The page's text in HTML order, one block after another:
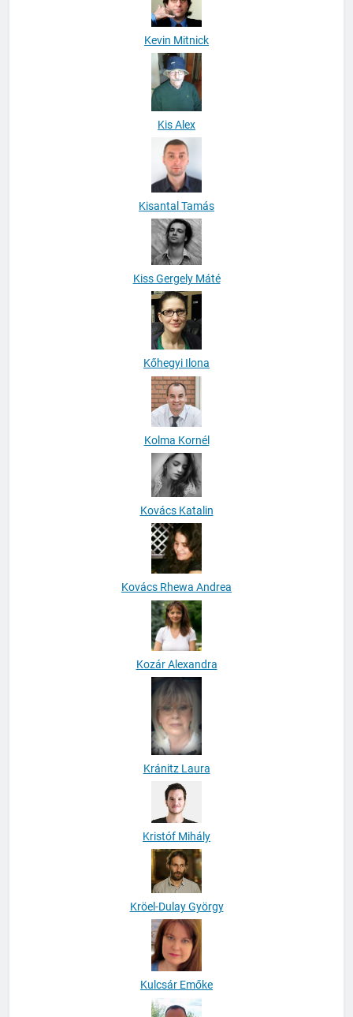
Kevin Mitnick
Kis Alex
Kisantal Tamás
Kiss Gergely Máté
Kőhegyi Ilona
Kolma Kornél
Kovács Katalin
Kovács Rhewa Andrea
Kozár Alexandra
Kránitz Laura
Kristóf Mihály
Kröel-Dulay György
Kulcsár Emőke